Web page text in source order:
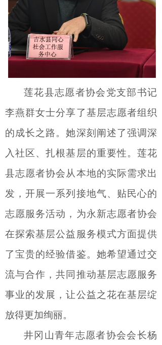
莲花县志愿者协会党支部书记
李燕群女士分享了基层志愿者组织
的成长之路。她深刻阐述了强调深
入社区、扎根基层的重要性。 莲花
县志愿者协会从本地的实际需求出
发，开展一系列接地气、贴民心的
志愿服务活动，为永新志愿者协会
在探索基层公益服务模式方面提供
了 宝贵的经验借鉴。 她希望通过交
流与合作，共同推动基层志愿服务
事业的发展，让公益之花在基层绽
放得更加绚丽。
井冈山青年志愿者协会会长杨